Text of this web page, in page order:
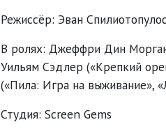
Режиссёр: Эван Спилиотопулос
В ролях: Джеффри Дин Морган
Уильям Сэдлер («Крепкий
(«Пила: Игра на выживание»,
Студия: Screen Gems